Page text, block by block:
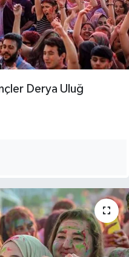
Derya Uluğ